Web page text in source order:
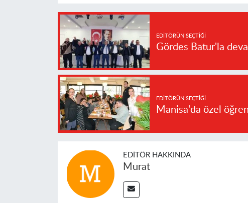
EDITÖRÜN SEÇTIĞI
Gördes Batur'la
EDITÖRÜN SEÇTIĞI
Manisa'da özel
EDITÖR HAKKINDA
Murat